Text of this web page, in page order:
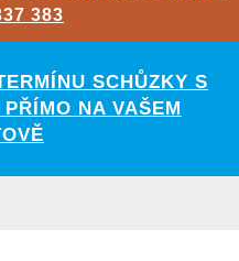
383
SCHŮZKY S
NA VAŠEM